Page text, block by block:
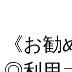
《お